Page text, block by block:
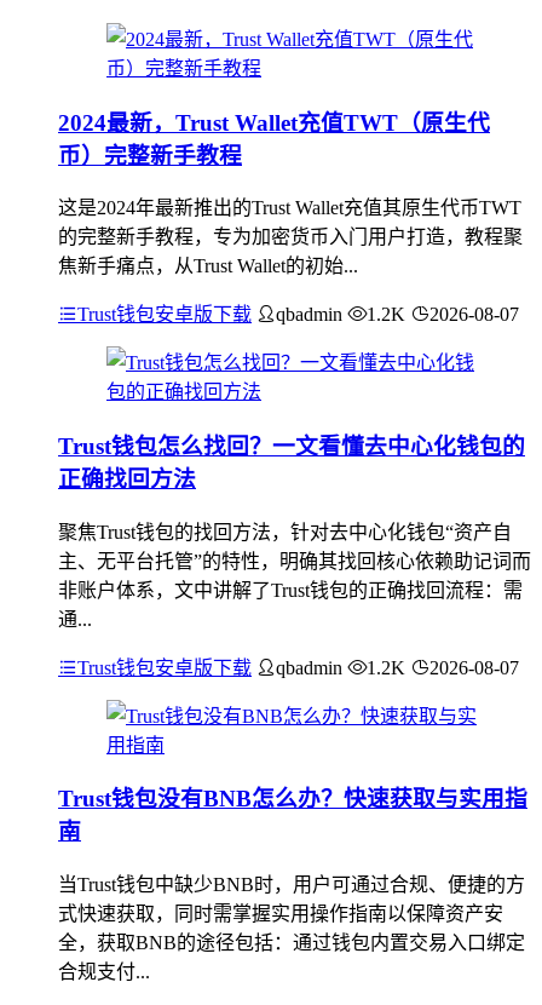
2024最新，Trust Wallet充值TWT（原生代
币）完整新手教程
这是2024年最新推出的Trust Wallet充值其原生代币TWT
的完整新手教程，专为加密货币入门用户打造，教程聚
焦新手痛点，从Trust Wallet的初始...
Trust钱包安卓版下载 qbadmin 1.2K 2026-08-07
Trust钱包怎么找回？一文看懂去中心化钱包的
正确找回方法
聚焦Trust钱包的找回方法，针对去中心化钱包“资产自
主、无平台托管”的特性，明确其找回核心依赖助记词而
非账户体系，文中讲解了Trust钱包的正确找回流程：需
通...
Trust钱包安卓版下载 qbadmin 1.2K 2026-08-07
Trust钱包没有BNB怎么办？快速获取与实用指
南
当Trust钱包中缺少BNB时，用户可通过合规、便捷的方
式快速获取，同时需掌握实用操作指南以保障资产安
全，获取BNB的途径包括：通过钱包内置交易入口绑定
合规支付...